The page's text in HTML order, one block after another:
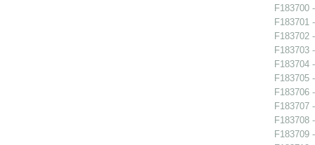
F183700
F183701
F183702
F183703
F183704
F183705
F183706
F183707
F183708
F183709